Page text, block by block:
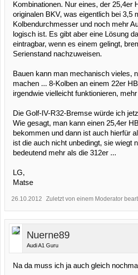
Kombinationen. Nur eines, der 25,4er
originalen BKV, was eigentlich bei 3,5
Kolbendurchmesser und noch mehr
logisch ist. Es gibt aber eine Lösung
eintragbar, wenn es einem gelingt,
Serienstand nachzuweisen.
Bauen kann man mechanisch vieles,
machen ... 8-Kolben an einem 22er
irgendwie vielleicht funktionieren,
Die Golf-IV-R32-Bremse würde ich
Wie gesagt, man kann einen 25,4er
bekommen und dann ist auch hierfür
ist die auch nicht unbedingt, sie wiegt
bedeutend mehr als die 312er ...
LG,
Matse
26.10.2012 Zuletzt von einem Moderator
Nuerne89
Audi A1 Guru
Na da muss ich ja auch gleich